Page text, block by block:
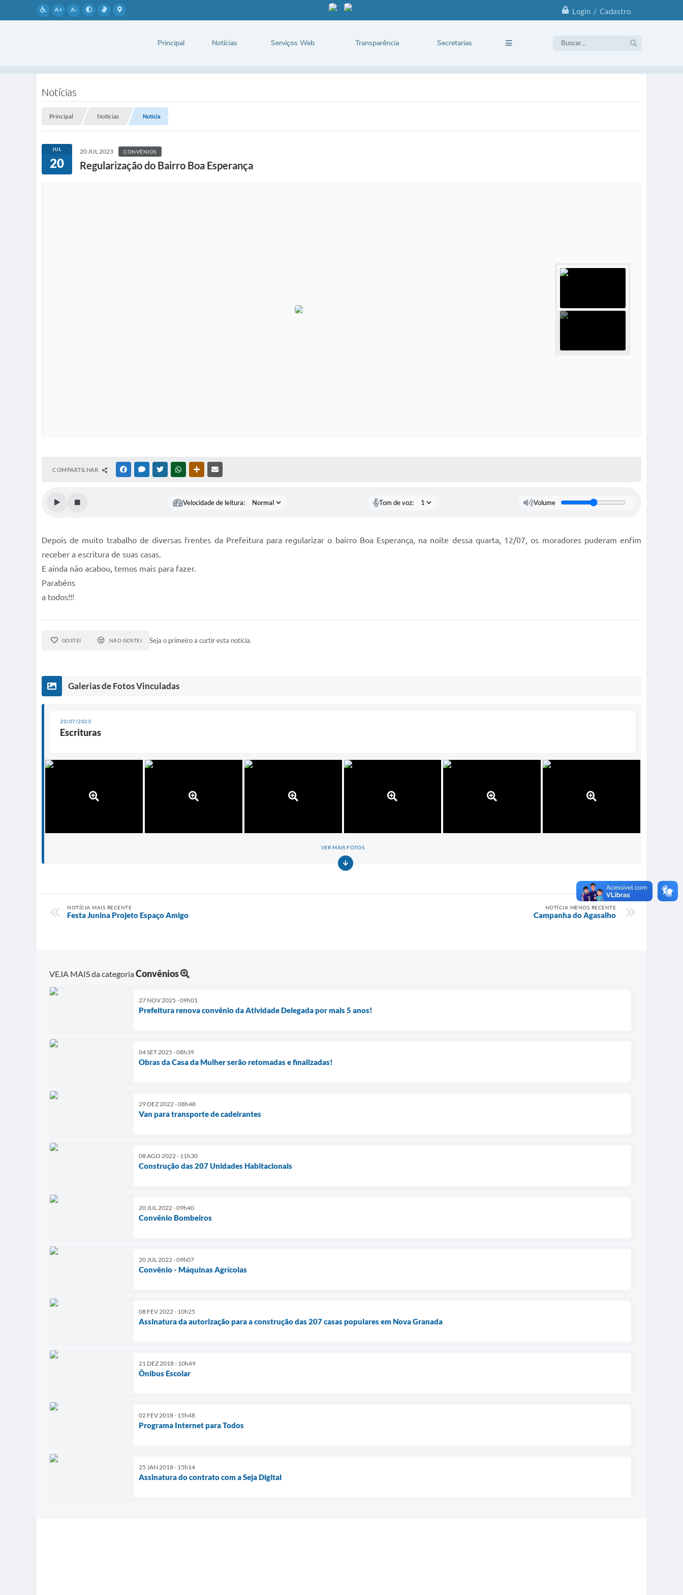
Login / Cadastro
A+ A-
Principal Notícias Serviços Web Transparência Secretarias
Notícias
Principal Notícias Notícia
JUL
20
20 JUL 2023 CONVÊNIOS
Regularização do Bairro Boa Esperança
COMPARTILHAR FACEBOOKMESSENGER
TWITTERWHATSAPPOUTRAS MÍDIAS
Velocidade de leitura: Tom de voz: Volume
Depois de muito trabalho de diversas frentes da Prefeitura para regularizar o bairro Boa Esperança, na noite dessa quarta, 12/07, os moradores puderam enfim
receber a escritura de suas casas.
E ainda não acabou, temos mais para fazer.
Parabéns
a todos!!!
GOSTEI NÃO GOSTEI Seja o primeiro a curtir esta notícia.
Galerias de Fotos Vinculadas
20/07/2023
Escrituras
VER MAIS FOTOS
NOTÍCIA MAIS RECENTE
Festa Junina Projeto Espaço Amigo
NOTÍCIA MENOS RECENTE
Campanha do Agasalho
VEJA MAIS da categoriaConvênios
27 NOV 2025 - 09h01
Prefeitura renova convênio da Atividade Delegada por mais 5 anos!
04 SET 2025 - 08h39
Obras da Casa da Mulher serão retomadas e finalizadas!
29 DEZ 2022 - 08h48
Van para transporte de cadeirantes
08 AGO 2022 - 11h30
Construção das 207 Unidades Habitacionais
20 JUL 2022 - 09h40
Convênio Bombeiros
20 JUL 2022 - 09h07
Convênio - Máquinas Agrícolas
08 FEV 2022 - 10h25
Assinatura da autorização para a construção das 207 casas populares em Nova Granada
21 DEZ 2018 - 10h49
Ônibus Escolar
02 FEV 2018 - 15h48
Programa Internet para Todos
25 JAN 2018 - 15h14
Assinatura do contrato com a Seja Digital